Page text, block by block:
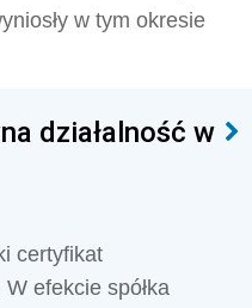
w tym okresie
działalność w
certyfikat
efekcie spółka